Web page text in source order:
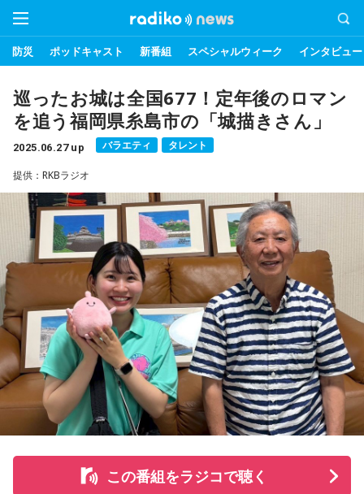
防災 ポッドキャスト 新番組 スペシャルウィーク インタビュー
巡ったお城は全国677！定年後のロマン
を追う福岡県糸島市の「城描きさん」
2025.06.27 up バラエティ タレント
提供：RKBラジオ
この番組をラジコで聴く